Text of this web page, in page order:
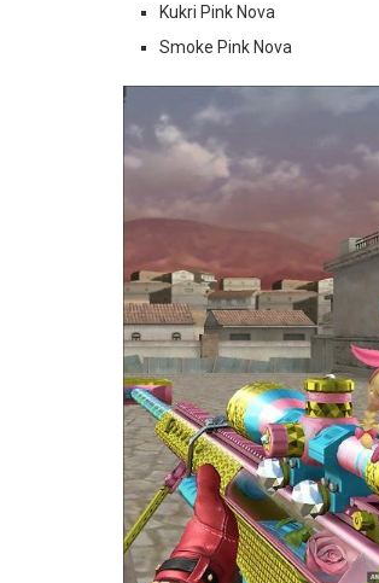
Kukri Pink Nova
Smoke Pink Nova